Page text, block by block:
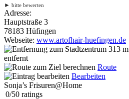
► bitte bewerten
Adresse:
Hauptstraße 3
78183 Hüfingen
Webseite: www.artofhair-huefingen.de
313 m
entfernt
Route
Bearbeiten
Sonja’s Frisuren@Home
0/50 ratings